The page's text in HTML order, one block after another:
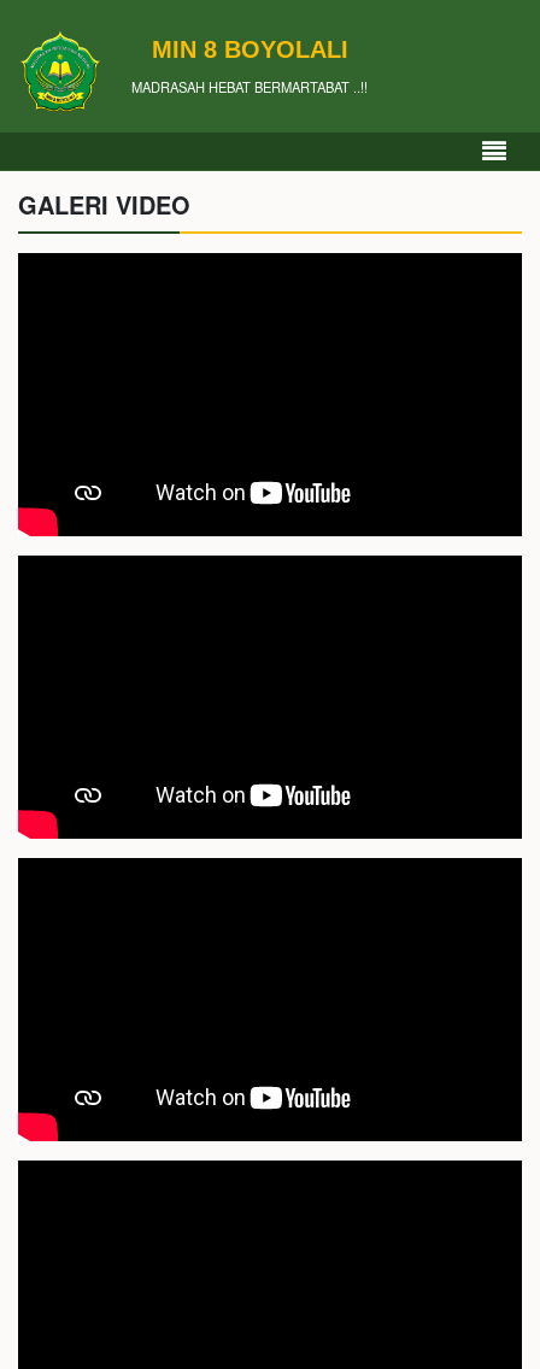
MIN 8 BOYOLALI
MADRASAH HEBAT BERMARTABAT ..!!
GALERI VIDEO